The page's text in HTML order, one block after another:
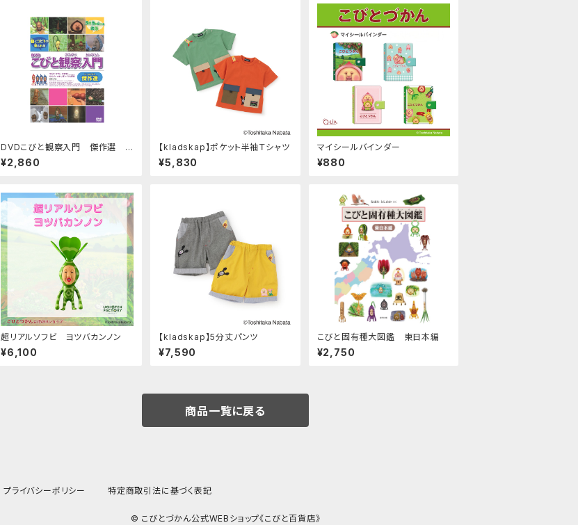
DVDこびと観察入門 傑作選 マ
モリ カブト ユキオト モモゾ
ノ オトリ編 ＋大研究
¥2,860
【kladskap】ポケット半袖Ｔシャツ
¥5,830
マイシールバインダー
¥880
超リアルソフビ ヨツバカンノン
¥6,100
【kladskap】5分丈パンツ
¥7,590
こびと固有種大図鑑 東日本編
¥2,750
商品一覧に戻る
プライバシーポリシー 特定商取引法に基づく表記
© こびとづかん公式WEBショップ《こびと百貨店》